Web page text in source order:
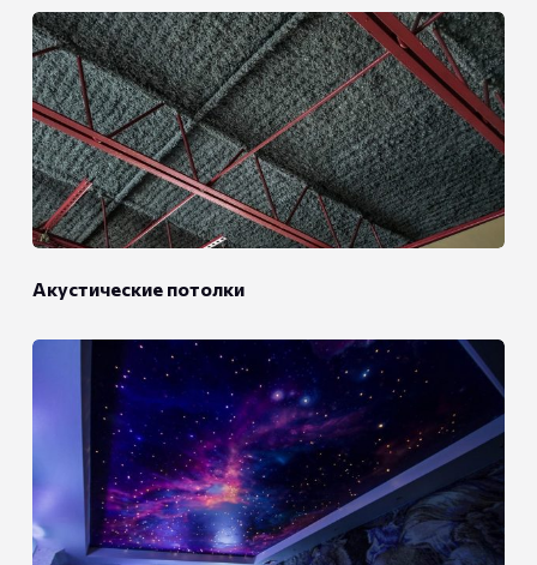
Акустические потолки